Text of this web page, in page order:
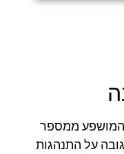
המושפע ממספר
על התנהגות